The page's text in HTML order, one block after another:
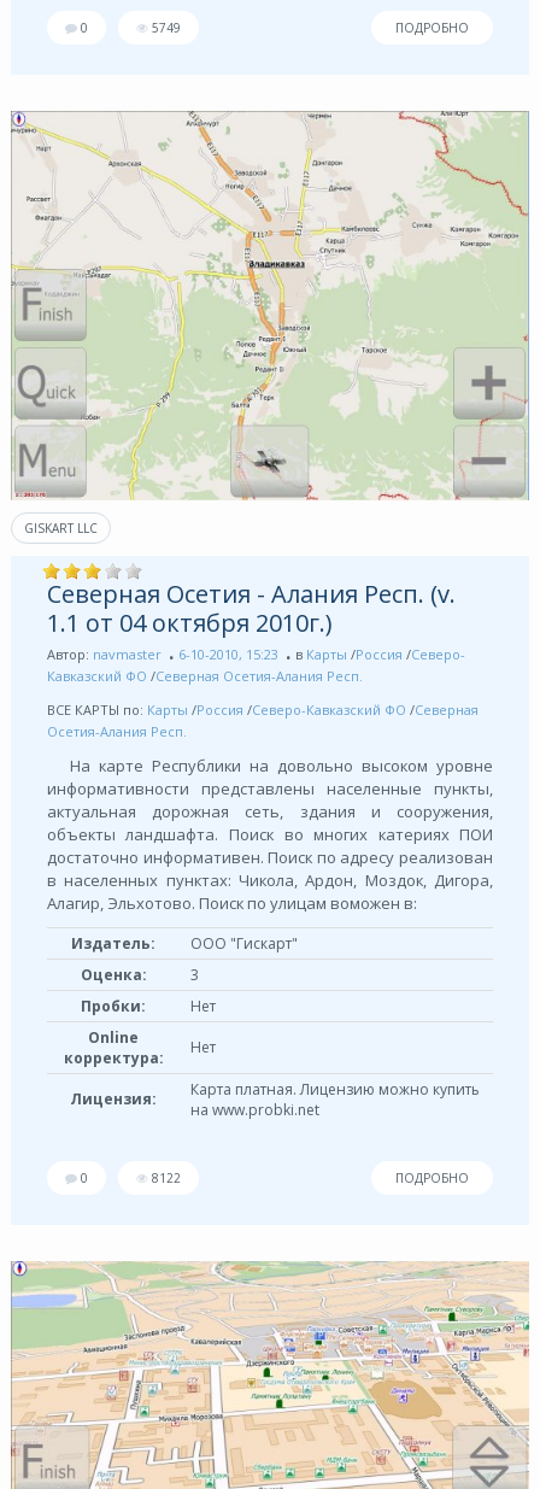
0 5749 ПОДРОБНО
GISKART LLC
Северная Осетия - Алания Респ. (v.
1.1 от 04 октября 2010г.)
Автор: navmaster 6-10-2010, 15:23 в Карты /Россия /Северо-
Кавказский ФО /Северная Осетия-Алания Респ.
ВСЕ КАРТЫ по: Карты /Россия /Северо-Кавказский ФО /Северная
Осетия-Алания Респ.
На карте Республики на довольно высоком уровне
информативности представлены населенные пункты,
актуальная дорожная сеть, здания и сооружения,
объекты ландшафта. Поиск во многих катериях ПОИ
достаточно информативен. Поиск по адресу реализован
в населенных пунктах: Чикола, Ардон, Моздок, Дигора,
Алагир, Эльхотово. Поиск по улицам воможен в:
Издатель:
ООО "Гискарт"
Оценка:
3
Пробки:
Нет
Online
корректура:
Нет
Лицензия:
Карта платная. Лицензию можно купить
на www.probki.net
0 8122 ПОДРОБНО